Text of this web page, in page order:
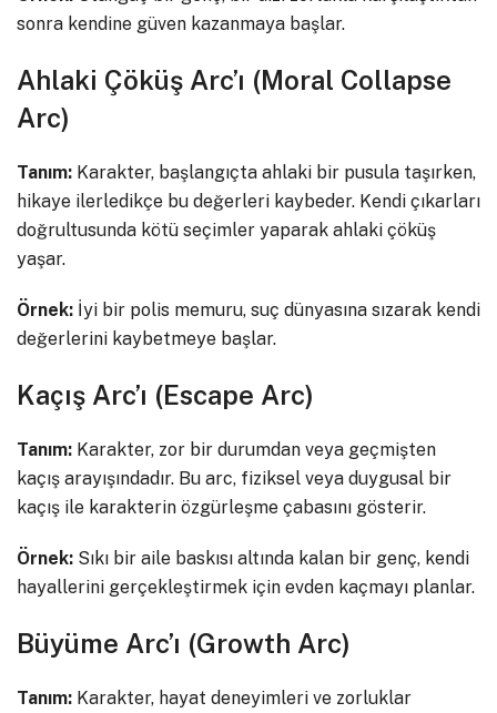
sonra kendine güven kazanmaya başlar.
Ahlaki Çöküş Arc’ı (Moral Collapse
Arc)
Tanım: Karakter, başlangıçta ahlaki bir pusula taşırken,
hikaye ilerledikçe bu değerleri kaybeder. Kendi çıkarları
doğrultusunda kötü seçimler yaparak ahlaki çöküş
yaşar.
Örnek: İyi bir polis memuru, suç dünyasına sızarak kendi
değerlerini kaybetmeye başlar.
Kaçış Arc’ı (Escape Arc)
Tanım: Karakter, zor bir durumdan veya geçmişten
kaçış arayışındadır. Bu arc, fiziksel veya duygusal bir
kaçış ile karakterin özgürleşme çabasını gösterir.
Örnek: Sıkı bir aile baskısı altında kalan bir genç, kendi
hayallerini gerçekleştirmek için evden kaçmayı planlar.
Büyüme Arc’ı (Growth Arc)
Tanım: Karakter, hayat deneyimleri ve zorluklar